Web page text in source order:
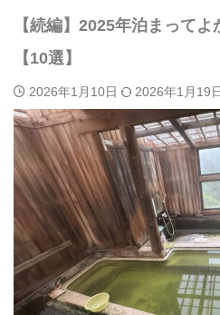
【続編】2025年泊まって
【10選】
2026年1月10日 2026年1月19